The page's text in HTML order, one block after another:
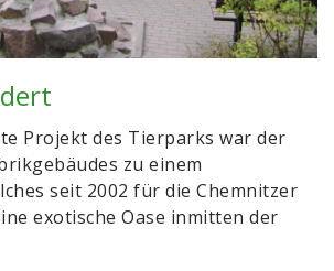
Projekt des Tierparks war der
zu einem
seit 2002 für die Chemnitzer
exotische Oase inmitten der